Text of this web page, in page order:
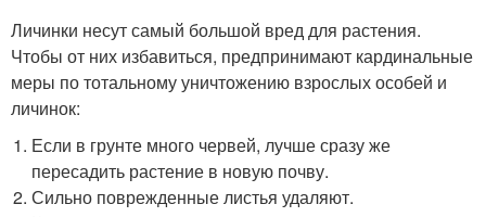
Личинки несут самый большой вред для растения.
Чтобы от них избавиться, предпринимают кардинальные
меры по тотальному уничтожению взрослых особей и
личинок:
Если в грунте много червей, лучше сразу же
пересадить растение в новую почву.
Сильно поврежденные листья удаляют.